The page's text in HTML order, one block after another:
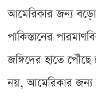
আমেরিকার জন্য
পাকিস্তানের
জঙ্গিদের হাতে
নয়, আমেরিকার জন্য